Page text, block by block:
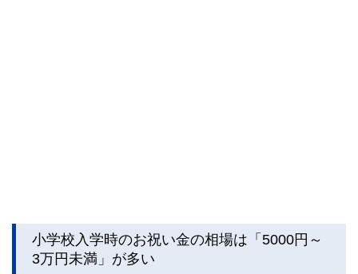
小学校入学時のお祝い金の相場は「5000円～
3万円未満」が多い